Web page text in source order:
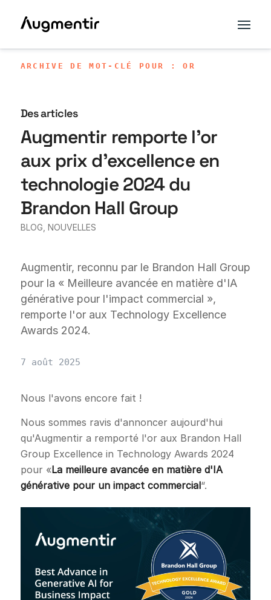
ARCHIVE DE MOT-CLÉ POUR : OR
Des articles
Augmentir remporte l'or
aux prix d'excellence en
technologie 2024 du
Brandon Hall Group
BLOG NOUVELLES
Augmentir, reconnu par le Brandon Hall Group
pour la « Meilleure avancée en matière d'IA
générative pour l'impact commercial »,
remporte l'or aux Technology Excellence
Awards 2024.
7 août 2025
Nous l'avons encore fait !
Nous sommes ravis d'annoncer aujourd'hui
qu'Augmentir a remporté l'or aux Brandon Hall
Group Excellence in Technology Awards 2024
pour «La meilleure avancée en matière d'IA
générative pour un impact commercial“.